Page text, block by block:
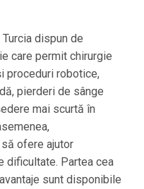
dispun de
care permit chirurgie
proceduri robotice,
pierderi de sânge
mai scurtă în
ofere ajutor
dificultate. Partea cea
sunt disponibile